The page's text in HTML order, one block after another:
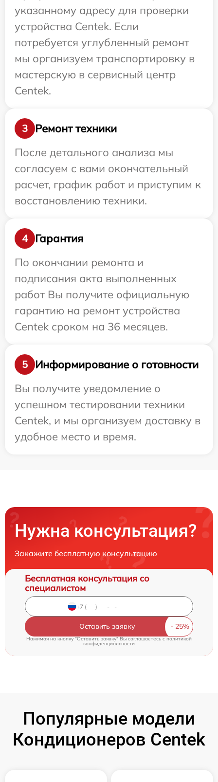
указанному адресу для проверки
устройства Centek. Если
потребуется углубленный ремонт
мы организуем транспортировку в
мастерскую в сервисный центр
Centek.
3
Ремонт техники
После детального анализа мы
согласуем с вами окончательный
расчет, график работ и приступим к
восстановлению техники.
4
Гарантия
По окончании ремонта и
подписания акта выполненных
работ Вы получите официальную
гарантию на ремонт устройства
Centek сроком на 36 месяцев.
5
Информирование о готовности
Вы получите уведомление о
успешном тестировании техники
Centek, и мы организуем доставку в
удобное место и время.
Нужна консультация?
Закажите бесплатную консультацию
Бесплатная консультация со
специалистом
Оставить заявку
Нажимая на кнопку "Оставить заявку" Вы соглашаетесь c политикой
конфиденциальности
Популярные модели
Кондиционеров Centek